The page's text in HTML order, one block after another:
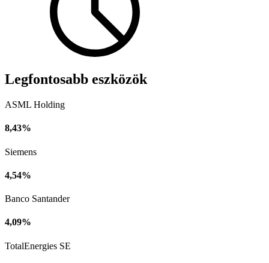
Legfontosabb eszközök
ASML Holding
8,43%
Siemens
4,54%
Banco Santander
4,09%
TotalEnergies SE